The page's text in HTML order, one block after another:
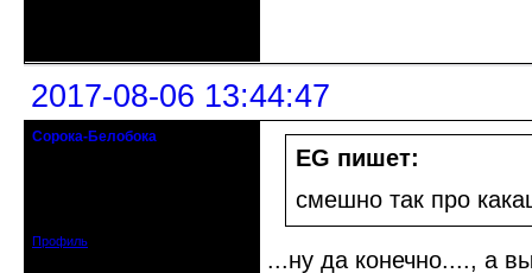
2017-08-06 13:44:47
Сорока-Белобока
Профиль
EG пишет:
смешно так про
...ну да конечно...., а